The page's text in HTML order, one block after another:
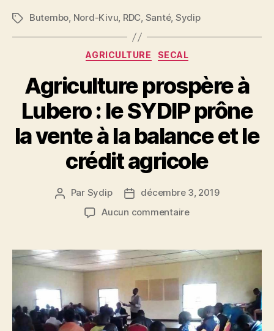
Butembo, Nord-Kivu, RDC, Santé, Sydip
AGRICULTURE SECAL
Agriculture prospère à
Lubero : le SYDIP prône
la vente à la balance et le
crédit agricole
Par Sydip
décembre 3, 2019
Aucun commentaire